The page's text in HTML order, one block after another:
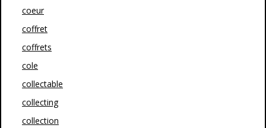
coeur
coffret
coffrets
cole
collectable
collecting
collection